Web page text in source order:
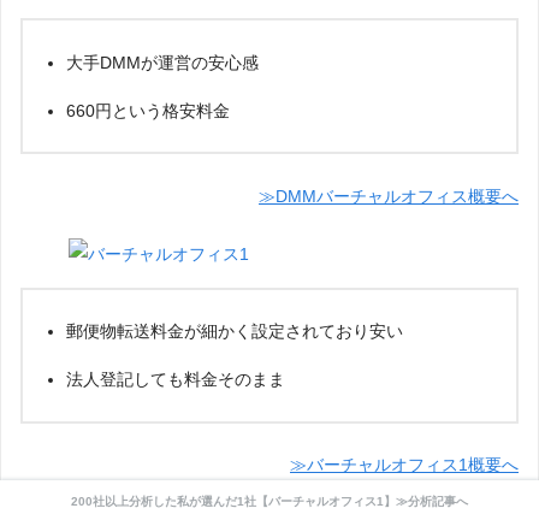
大手DMMが運営の安心感
660円という格安料金
≫DMMバーチャルオフィス概要へ
郵便物転送料金が細かく設定されており安い
法人登記しても料金そのまま
≫バーチャルオフィス1概要へ
200社以上分析した私が選んだ1社【バーチャルオフィス1】≫分析記事へ